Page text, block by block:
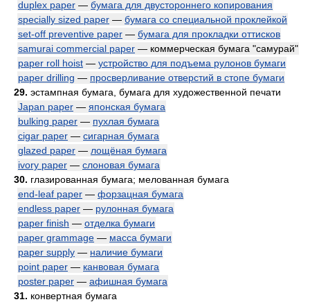
duplex paper — бумага для двустороннего копирования
specially sized paper — бумага со специальной проклейкой
set-off preventive paper — бумага для прокладки оттисков
samurai commercial paper — коммерческая бумага "самурай"
paper roll hoist — устройство для подъема рулонов бумаги
paper drilling — просверливание отверстий в стопе бумаги
29. эстампная бумага, бумага для художественной печати
Japan paper — японская бумага
bulking paper — пухлая бумага
cigar paper — сигарная бумага
glazed paper — лощёная бумага
ivory paper — слоновая бумага
30. глазированная бумага; мелованная бумага
end-leaf paper — форзацная бумага
endless paper — рулонная бумага
paper finish — отделка бумаги
paper grammage — масса бумаги
paper supply — наличие бумаги
point paper — канвовая бумага
poster paper — афишная бумага
31. конвертная бумага